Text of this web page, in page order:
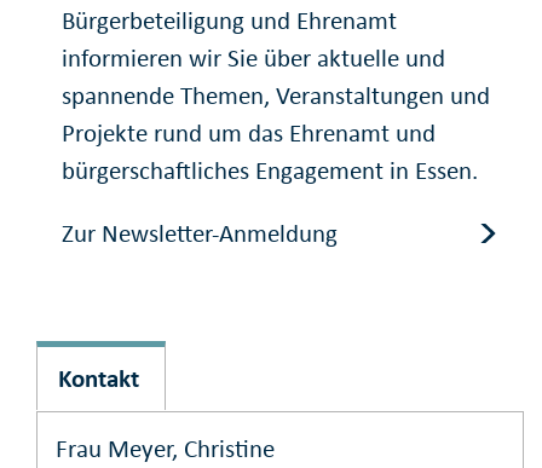
Bürgerbeteiligung und Ehrenamt
informieren wir Sie über aktuelle und
spannende Themen, Veranstaltungen und
Projekte rund um das Ehrenamt und
bürgerschaftliches Engagement in Essen.
Zur Newsletter-Anmeldung
Kontakt
Frau Meyer, Christine